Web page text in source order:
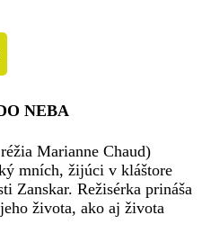
NEBA
Marianne Chaud)
mních, žijúci v kláštore
Zanskar. Režisérka prináša
života, ako aj života